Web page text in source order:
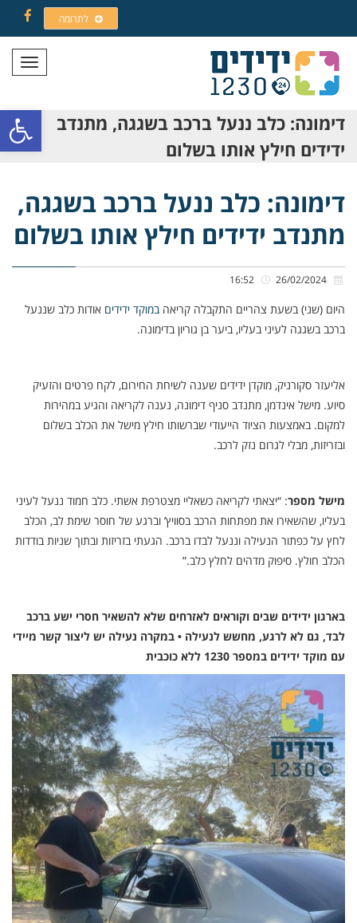
פתח
לתרומה
תפריט
דימונה: כלב ננעל ברכב בשגגה, מתנדב
ידידים חילץ אותו בשלום
דימונה: כלב ננעל ברכב בשגגה,
מתנדב ידידים חילץ אותו בשלום
היום (שני) בשעת צהריים התקבלה קריאהבמוקד ידידים אודות כלב שננעל
ברכב בשגגה לעיני בעליו, ביער בן גוריון בדימונה.
אליעזר סקורניק, מוקדן ידידים שענה לשיחת החירום, לקח פרטים והזעיק
סיוע. מישל אינדמן, מתנדב סניף דימונה, נענה לקריאה והגיע במהירות
למקום. באמצעות הציוד הייעודי שברשותו חילץ מישל את הכלב בשלום
ובזריזות, מבלי לגרום נזק לרכב.
מישל מספר: “יצאתי לקריאה כשאליי מצטרפת אשתי. כלב חמוד ננעל לעיני
בעליו, שהשאירו את מפתחות הרכב בסוויץ’ וברגע של חוסר שימת לב, הכלב
לחץ על כפתור הנעילה וננעל לבדו ברכב. הגעתי בזריזות ובתוך שניות בודדות
הכלב חולץ. סיפוק מדהים לחלץ כלב.”
בארגון ידידים שבים וקוראים לאזרחים שלא להשאיר חסרי ישע ברכב
לבד, גם לא לרגע, מחשש לנעילה • במקרה נעילה יש ליצור קשר מיידי
עם מוקד ידידים במספר 1230 ללא כוכבית